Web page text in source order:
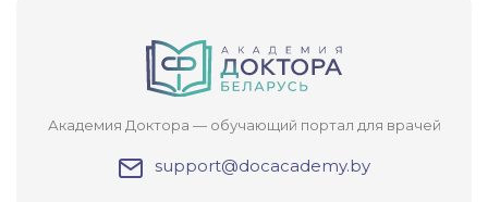
Академия Доктора — обучающий портал для врачей
support@docacademy.by